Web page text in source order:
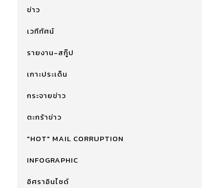
ข่าว
เวทีทัศน์
รายงาน-สกู๊ป
เกาะประเด็น
กระจายข่าว
ตะกร้าข่าว
"HOT" MAIL CORRUPTION
INFOGRAPHIC
อิศราอินไซด์